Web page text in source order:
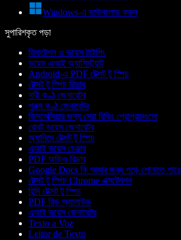
Windows-এ ডাউনলোড করুন
সুপারিশকৃত পড়া
ডিকটেশন ও ভয়েস টাইপিং
ভয়েস এআই অ্যাসিস্ট্যান্ট
Android-এ PDF টেক্সট টু স্পিচ
টেক্সট টু স্পিচ রিডার
নারী কণ্ঠ জেনারেটর
পুরুষ কণ্ঠ জেনারেটর
ডিসলেক্সিয়ার জন্য সেরা রিডিং প্রোগ্রামগুলো
রোবট ভয়েস জেনারেটর
অ্যানিমে টেক্সট টু স্পিচ
এআই ভয়েস চেঞ্জার
PDF অডিও রিডার
Google Docs কি আমার জন্য পড়ে শোনাতে পারে
টেক্সট টু স্পিচ Chrome এক্সটেনশন
হিন্দি টেক্সট টু স্পিচ
PDF রিড অ্যালাউড
এআই ভয়েস জেনারেটর
Texto a Voz
Leitor de Texto